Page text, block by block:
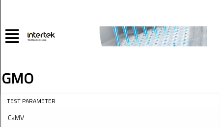
GMO
TEST PARAMETER
CaMV